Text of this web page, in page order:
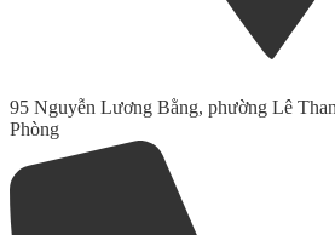
95 Nguyễn Lương Bằng, phường Lê
Phòng